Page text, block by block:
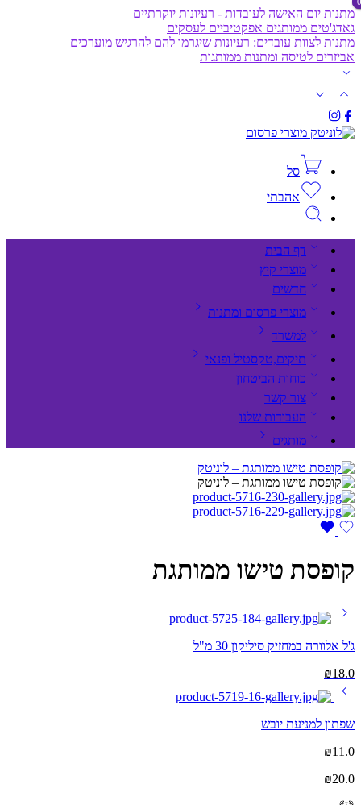
מתנות יום האישה לעובדות - רעיונות יוקרתיים
גאדג'טים ממותגים אפקטיביים לעסקים
מתנות לצוות עובדים: רעיונות שיגרמו להם להרגיש מוערכים
אביזרים לטיסה ומתנות ממותגות
סל
אהבתי
דף הבית
מוצרי קיץ
חדשים
מוצרי פרסום ומתנות
למשרד
תיקים,טקסטיל ופנאי
כוחות הביטחון
צור קשר
העבודות שלנו
מותגים
קופסת טישו ממותגת
ג'ל אלוורה במחזיק סיליקון 30 מ"ל
₪18.0
שפתון למניעת יובש
₪11.0
₪20.0